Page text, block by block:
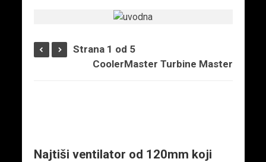
Strana 1 od 5
CoolerMaster Turbine Master
Najtiši ventilator od 120mm koji